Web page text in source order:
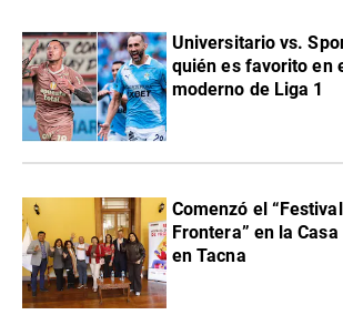
Universitario vs.
quién es favorito en
moderno de Liga 1
Comenzó el
Frontera” en la
en Tacna